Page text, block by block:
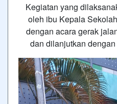
Kegiatan yang
oleh ibu Kepala
dengan acara gerak
dan dilanjutkan